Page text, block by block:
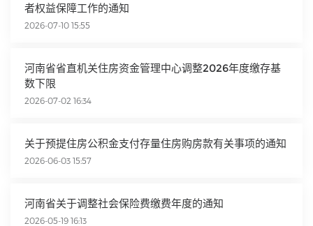
者权益保障工作的通知
2026-07-10 15:55
河南省省直机关住房资金管理中心调整2026年度缴存基
数下限
2026-07-02 16:34
关于预提住房公积金支付存量住房购房款有关事项的通知
2026-06-03 15:57
河南省关于调整社会保险费缴费年度的通知
2026-05-19 16:13